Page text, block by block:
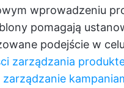
wprowadzeniu
pomagają
podejście w
zarządzania
zarządzanie